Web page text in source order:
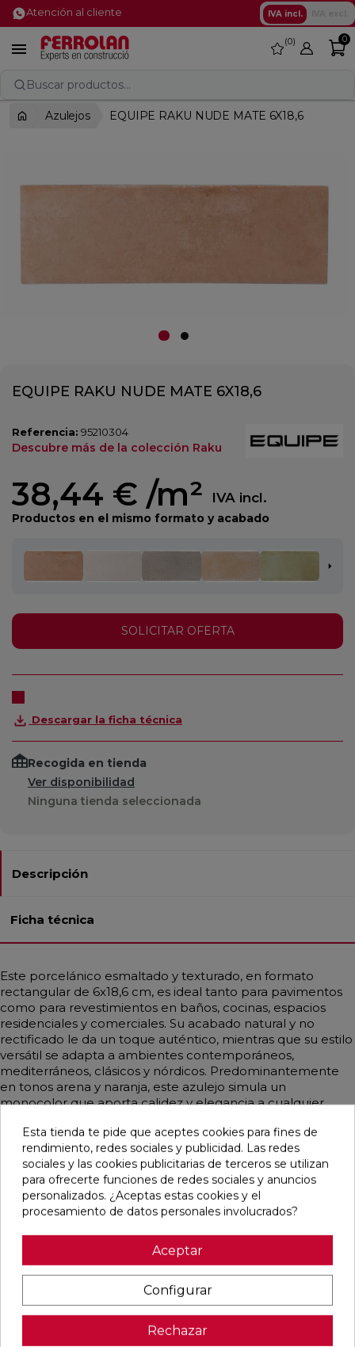
Atención al cliente IVA incl.
 favorite
0 0
Buscar productos...
Azulejos EQUIPE RAKU NUDE MATE 6X18,6
EQUIPE RAKU NUDE MATE 6X18,6
Referencia: 95210304
Descubre más de la colección Raku
38,44 € /m² IVA incl.
Productos en el mismo formato y acabado
SOLICITAR OFERTA
Descargar la ficha técnica
Recogida en tienda
Ver disponibilidad
Ninguna tienda seleccionada
Descripción
Ficha técnica
Este porcelánico esmaltado y texturado, en formato
rectangular de 6x18,6 cm, es ideal tanto para pavimentos
como para revestimientos en baños, cocinas, espacios
residenciales y comerciales. Su acabado natural y no
rectificado le da un toque auténtico, mientras que su estilo
versátil se adapta a ambientes contemporáneos,
mediterráneos, clásicos y nórdicos. Predominantemente
en tonos arena y naranja, este azulejo simula un
monocolor que aporta calidez y elegancia a cualquier
Pensamos que te puede interesar
BLANCO
NATURAL
favorite
BLANCO
PULIDO
RECTIFICADO
favorite
IMPULSE
WHITE MATE
31,6X100
RECTIFICADO
favorite
AUSTRAL
BLANCO
favorite
Esta tienda te pide que aceptes cookies para fines de
rendimiento, redes sociales y publicidad. Las redes
sociales y las cookies publicitarias de terceros se utilizan
para ofrecerte funciones de redes sociales y anuncios
personalizados. ¿Aceptas estas cookies y el
procesamiento de datos personales involucrados?
Aceptar
Configurar
Rechazar